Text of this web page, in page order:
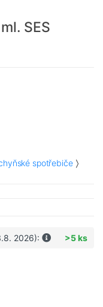
SES
spotřebiče
2026): >5 ks